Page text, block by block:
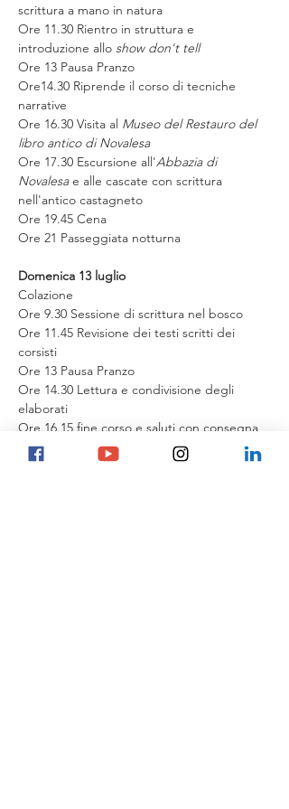
scrittura a mano in natura
Ore 11.30 Rientro in struttura e
introduzione allo show don't tell
Ore 13 Pausa Pranzo
Ore14.30 Riprende il corso di tecniche
narrative
Ore 16.30 Visita al Museo del Restauro del
libro antico di Novalesa
Ore 17.30 Escursione all'Abbazia di
Novalesa e alle cascate con scrittura
nell'antico castagneto
Ore 19.45 Cena
Ore 21 Passeggiata notturna
Domenica 13 luglio
Colazione
Ore 9.30 Sessione di scrittura nel bosco
Ore 11.45 Revisione dei testi scritti dei
corsisti
Ore 13 Pausa Pranzo
Ore 14.30 Lettura e condivisione degli
elaborati
Ore 16.15 fine corso e saluti con consegna
di una cartella con materiale didattico e
attestato di partecipazione.